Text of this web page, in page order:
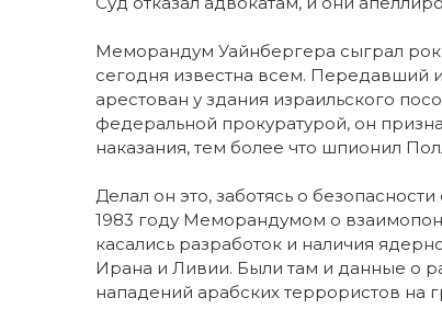
Меморандум Уайнбергера сыграл
сегодня известна всем. Передавший
арестован у здания израильского
федеральной прокуратурой, он
наказания, тем более что шпионил
Делал он это, заботясь о
1983 году Меморандумом о
касались разработок и наличия
Ирана и Ливии. Были там и данные о
нападений арабских террористов